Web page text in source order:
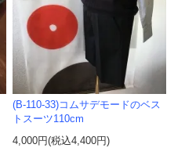
(B-110-33)コムサデモードのベス
トスーツ110cm
4,000円(税込4,400円)